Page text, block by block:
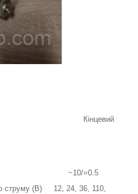
Кінцевий
А ~10/=0.5
струму (В) 12, 24, 36, 110,